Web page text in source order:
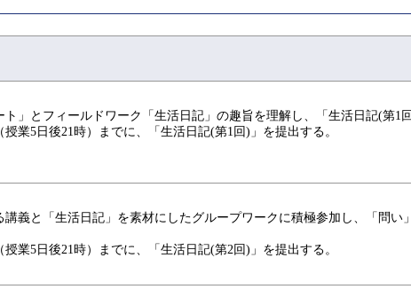
ト」とフィールドワーク「生活日記」の趣旨を理解し、「生活日記(第1
業5日後21時）までに、「生活日記(第1回)」を提出する。
講義と「生活日記」を素材にしたグループワークに積極参加し、「問い
業5日後21時）までに、「生活日記(第2回)」を提出する。